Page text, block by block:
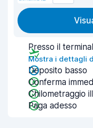
Presso il terminal
Mostra i dettagli
Deposito basso
Conferma
Chilometraggio
Paga adesso